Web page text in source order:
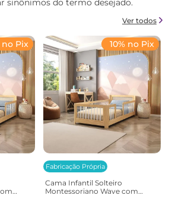
sinônimos do termo desejado.
Ver todos
no Pix
Fabricação Própria
10% no Pix
Cama Infantil Solteiro
Montessoriano Wave com